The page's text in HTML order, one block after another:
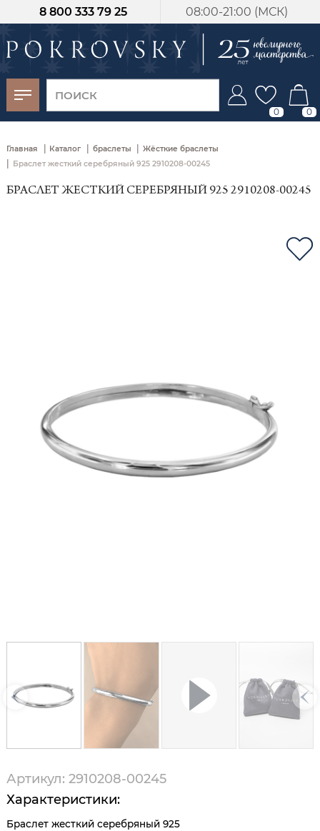
08:00-21:00 (МСК)
8 800 333 79 25
0 0
Главная | Каталог | браслеты | Жёсткие браслеты
| Браслет жесткий серебряный 925 2910208-00245
БРАСЛЕТ ЖЕСТКИЙ СЕРЕБРЯНЫЙ 925 2910208-00245
Артикул: 2910208-00245
Характеристики:
Браслет жесткий серебряный 925
-30%
от 15 дней с
момента оплаты